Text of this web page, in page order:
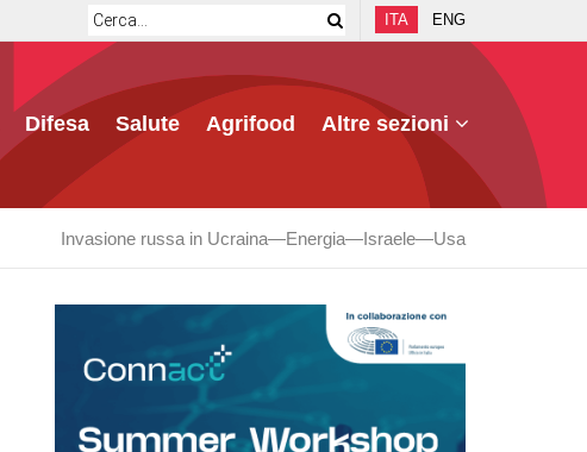
ITA ENG
Difesa Salute Agrifood Altre sezioni
Invasione russa in Ucraina Energia Israele Usa